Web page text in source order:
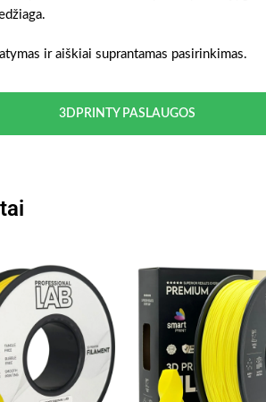
ir aiškiai suprantamas pasirinkimas.
3DPRINTY PASLAUGOS